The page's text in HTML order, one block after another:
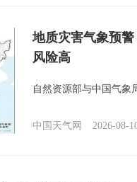
地质灾害气象预
风险高
自然资源部与中国气象
中国天气网 2026-08-